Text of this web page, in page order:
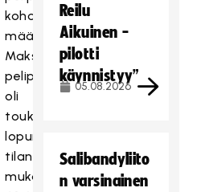
kohonnut
määrä.
Maksullisia
pelipasseja
oli
toukokuun
lopun
tilanteen
mukaan
Reilu
Aikuinen -
pilotti
käynnistyy”
05.08.2026
Salibandyliito
n varsinainen